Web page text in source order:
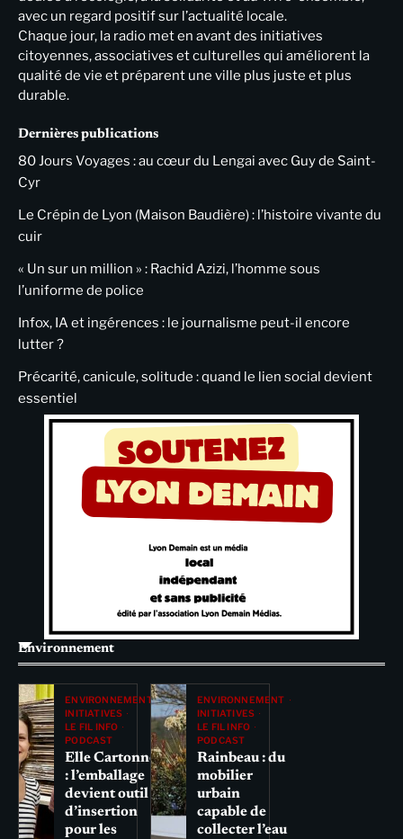
avec un regard positif sur l’actualité locale.
Chaque jour, la radio met en avant des initiatives
citoyennes, associatives et culturelles qui améliorent la
qualité de vie et préparent une ville plus juste et plus
durable.
Dernières publications
80 Jours Voyages : au cœur du Lengai avec Guy de Saint-
Cyr
Le Crépin de Lyon (Maison Baudière) : l’histoire vivante du
cuir
« Un sur un million » : Rachid Azizi, l’homme sous
l’uniforme de police
Infox, IA et ingérences : le journalisme peut-il encore
lutter ?
Précarité, canicule, solitude : quand le lien social devient
essentiel
Environnement
ENVIRONNEMENT
INITIATIVES
LE FIL INFO
PODCAST
Elle Cartonne
: l’emballage
devient outil
d’insertion
pour les
ENVIRONNEMENT
INITIATIVES
LE FIL INFO
PODCAST
Rainbeau : du
mobilier
urbain
capable de
collecter l’eau